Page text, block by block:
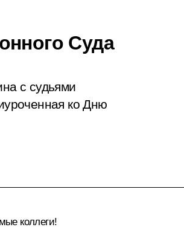
Суда
с судьями
ко Дню
коллеги!